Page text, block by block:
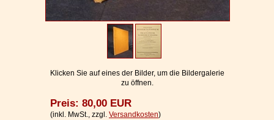
Datenschutzerklärung
Ihr WarenkorbKlicken Sie auf eines der Bilder, um die Bildergalerie
zu öffnen.
Preis: 80,00 EUR
(inkl. MwSt., zzgl. Versandkosten)